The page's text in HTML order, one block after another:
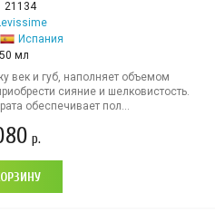
21134
Испания
50 мл
век и губ, наполняет объемом
сияние и шелковистость.
обеспечивает пол...
р.